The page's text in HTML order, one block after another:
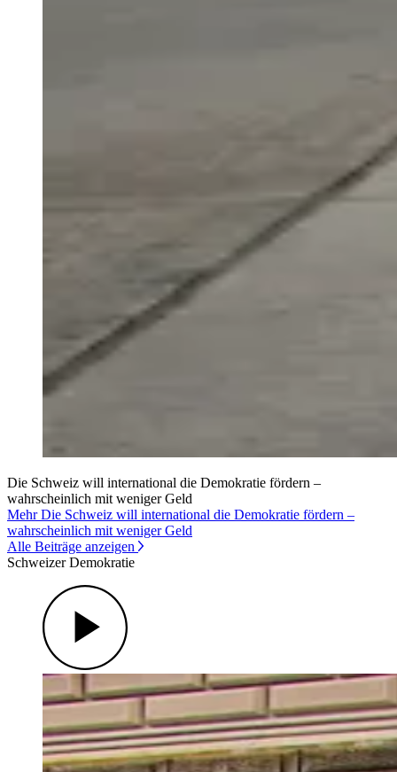
Die Schweiz will international die Demokratie fördern –
wahrscheinlich mit weniger Geld
Mehr Die Schweiz will international die Demokratie fördern –
wahrscheinlich mit weniger Geld
Alle Beiträge anzeigen
Schweizer Demokratie